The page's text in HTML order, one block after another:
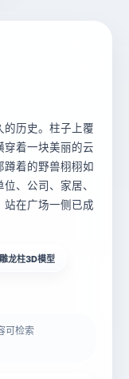
的历史。柱子上覆
穿着一块美丽的云
蹲着的野兽栩栩如
、公司、家居、
站在广场一侧已成
龙柱3D模型
可检索